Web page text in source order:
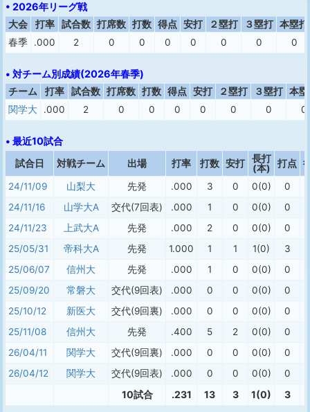
• 2026年リーグ戦
大会 打率 試合数 打席数 打数 得点 安打 ２塁打 ３塁打 本塁打
春季
.000 2 0 0 0 0 0 0 0
• 対チーム別成績(2026年春季)
チーム 打率 試合数 打席数 打数 得点 安打 ２塁打 ３塁打 本
関学大
.000 2 0 0 0 0 0 0 0
• 最近10試合
試合日 対戦チーム 出場 打率 打数 安打
長打
(本)
打点
24/11/09 山梨大 先発 .000 3 0 0(0) 0
24/11/16
山学大A 交代(7回表) .000 1 0 0(0) 0
24/11/23
上武大A 先発 .000 2 0 0(0) 0
25/05/31
帝科大A 先発 1.000 1 1 1(0)
3
25/06/07
信州大 先発 .000 1 0 0(0)
0
25/09/20
常磐大 交代(9回表) .000 0 0 0(0) 0
25/10/12
新医大 交代(9回裏) .000 0 0 0(0) 0
25/11/08
信州大 先発 .400 5 2 0(0) 0
26/04/11
関学大 交代(9回裏) .000 0 0 0(0) 0
26/04/12
関学大 交代(9回表) .000 0 0 0(0) 0
10試合 .231 13 3 1(0) 3